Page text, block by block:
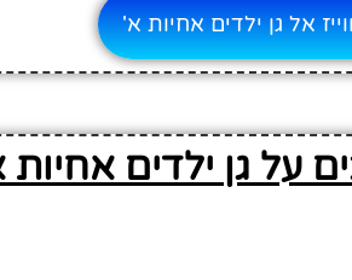
אל גן ילדים אחיות א'
על גן ילדים אחיות